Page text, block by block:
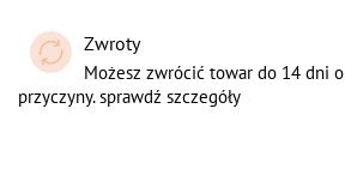
Zwroty
Możesz zwrócić towar do 14 dni
przyczyny. sprawdź szczegóły